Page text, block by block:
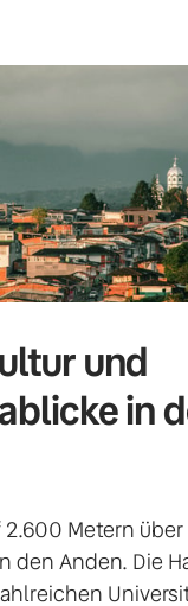
und
in
Metern über
den Anden. Die